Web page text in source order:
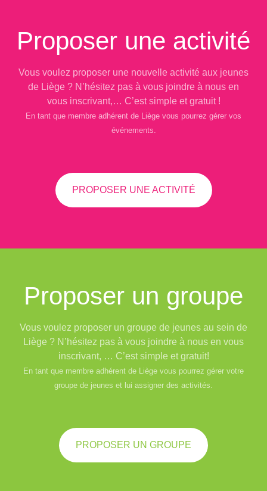
Proposer une activité
Vous voulez proposer une nouvelle activité aux jeunes
de Liège ? N’hésitez pas à vous joindre à nous en
vous inscrivant,… C’est simple et gratuit !
En tant que membre adhérent de Liège vous pourrez gérer vos
événements.
PROPOSER UNE ACTIVITÉ
Proposer un groupe
Vous voulez proposer un groupe de jeunes au sein de
Liège ? N’hésitez pas à vous joindre à nous en vous
inscrivant, … C’est simple et gratuit!
En tant que membre adhérent de Liège vous pourrez gérer votre
groupe de jeunes et lui assigner des activités.
PROPOSER UN GROUPE